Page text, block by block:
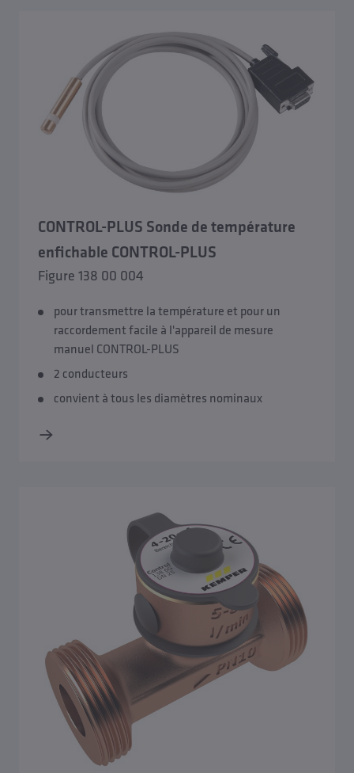
CONTROL-PLUS Sonde de température
enfichable CONTROL-PLUS
Figure 138 00 004
pour transmettre la température et pour un
raccordement facile à l'appareil de mesure
manuel CONTROL-PLUS
2 conducteurs
convient à tous les diamètres nominaux